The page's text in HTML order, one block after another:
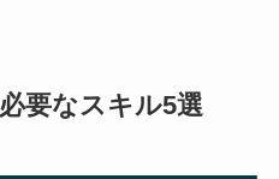
要なスキル5選